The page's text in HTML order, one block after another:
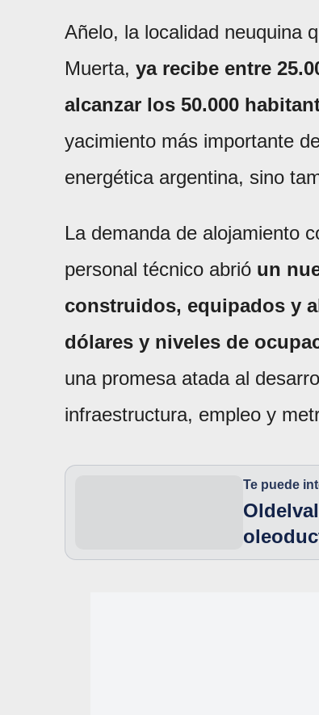
Añelo, la localidad neuquina
Muerta, ya recibe entre
alcanzar los 50.000
yacimiento más importante
energética argentina, sino
La demanda de alojamiento
personal técnico abrió un
construidos, equipados y
dólares y niveles de
una promesa atada al
infraestructura, empleo y
Te puede